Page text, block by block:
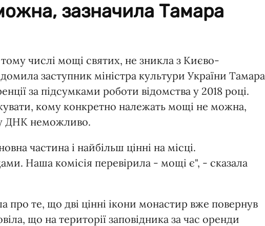
зазначила Тамара
числі мощі святих, не зникла з Києво-
заступник міністра культури України Тамара
за підсумками роботи відомства у 2018 році.
кому конкретно належать мощі не можна,
ДНК неможливо.
частина і найбільш цінні на місці.
Наша комісія перевірила - мощі є", - сказала
про те, що дві цінні ікони монастир вже повернув
що на території заповідника за час оренди